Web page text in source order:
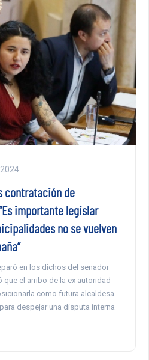
contratación de
importante legislar
no se vuelven
en los dichos del senador
que el arribo de la ex autoridad
como futura alcaldesa
despejar una disputa interna